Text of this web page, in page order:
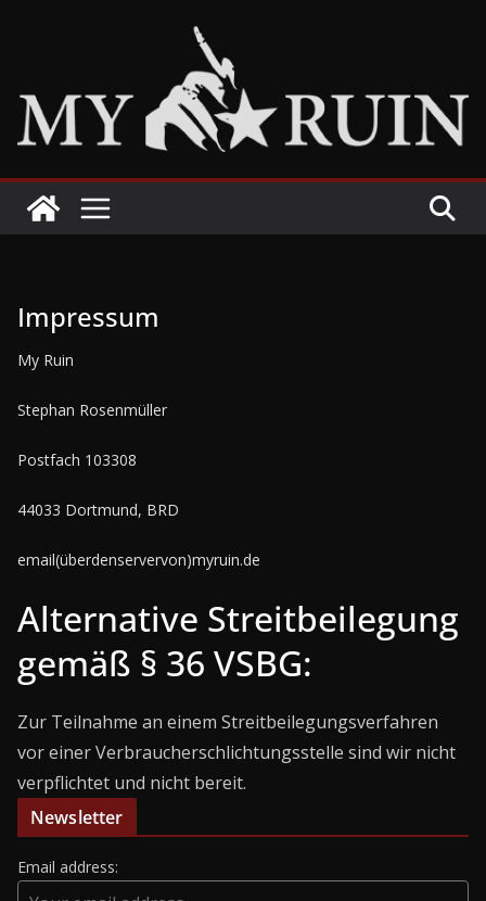
Impressum
My Ruin
Stephan Rosenmüller
Postfach 103308
44033 Dortmund, BRD
email(überdenservervon)myruin.de
Alternative Streitbeilegung
gemäß § 36 VSBG:
Zur Teilnahme an einem Streitbeilegungsverfahren
vor einer Verbraucherschlichtungsstelle sind wir nicht
verpflichtet und nicht bereit.
Newsletter
Email address: